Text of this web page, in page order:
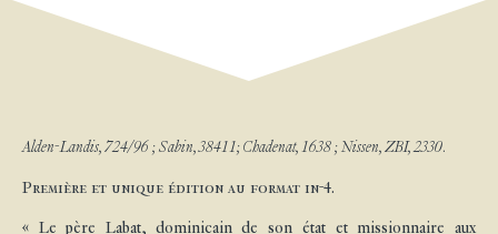
Alden-Landis, 724/96 ; Sabin, 38411; Chadenat, 1638 ; Nissen, ZBI, 2330.
Première et unique édition au format in-4.
« Le père Labat, dominicain de son état et missionnaire aux